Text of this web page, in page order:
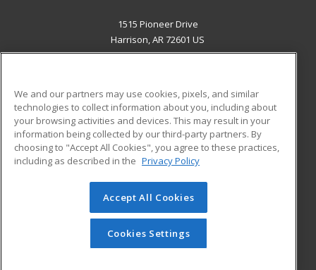
1515 Pioneer Drive
Harrison, AR 72601 US
ADDITIONAL RESOURCES
Military
Financial Assistance
Help
Student Blog
© 2026 ed2go, a division of Cengage Learning. All rights
reserved. The material on this site cannot be reproduced or
redistributed unless you have obtained prior written
permission from Cengage Learning.Privacy Policy
We and our partners may use cookies, pixels, and similar
technologies to collect information about you, including about
your browsing activities and devices. This may result in your
information being collected by our third-party partners. By
choosing to "Accept All Cookies", you agree to these practices,
including as described in the Privacy Policy
Accept All Cookies
Cookies Settings